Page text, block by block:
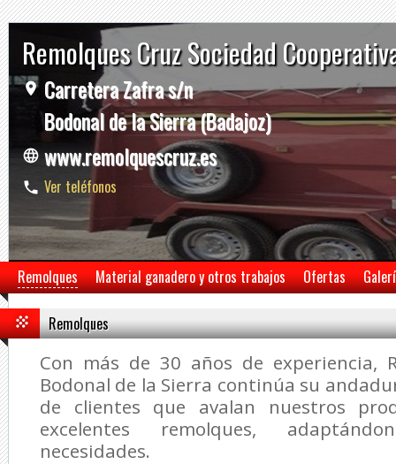
Remolques Cruz Sociedad
Carretera Zafra s/n
Bodonal de la Sierra (Badajoz)
www.remolquescruz.es
Ver teléfonos
Remolques Material ganadero y otros trabajos Ofertas
Remolques
Con más de 30 años de experiencia,
Bodonal de la Sierra continúa su
de clientes que avalan nuestros
excelentes remolques,
necesidades.